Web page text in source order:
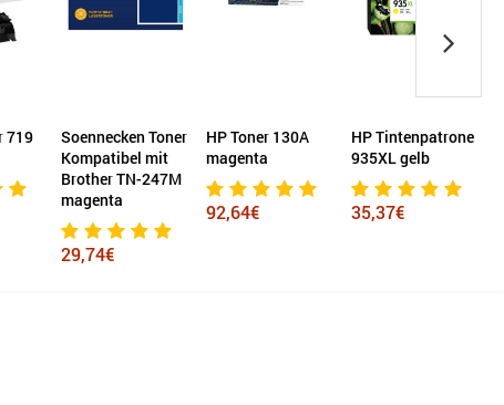
719
Soennecken Toner
Kompatibel mit
Brother TN-247M
magenta
29,74€
HP Toner 130A
magenta
92,64€
HP Tintenpatrone
935XL gelb
35,37€